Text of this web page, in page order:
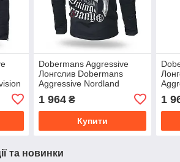
Dobermans Aggressive
Лонгслив Dobermans
Aggressive Nordland
1 964₴
Купити
1
та новинки